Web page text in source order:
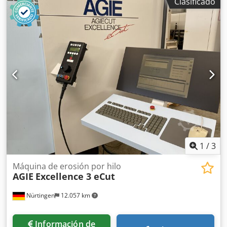
Challenge 2 eCut Año de fabricación: 2005 Recorridos
(X/Y/Z): 350 x 250 x 256 mm Recorridos (U/V): +/- 70 mm
Dcodpfxjxyxfpe Acyjk Conicidad máxima: 30° a 100 mm
Dimensiones máximas de la pieza (largo/ancho/alto): 750 x
550 x 250 mm Peso máximo de la pieza (con/sin baño):
200/450 kg Mejor acabado superficial alcanzable: 0,2 µm
Ra Diámetros de hilo disponibles: 0,10 - 0,33 mm Incluye
marco de sujeción universal AGIE Incluye caja de mando
AGIE JOGGER Incluye consola con puerto USB La máquina
será limpiada, revisada y probada por nosotros después
de la recepción del pedido. También podemos ofrecer la
puesta en marcha y la formación.
1 /3
Nürtingen 12.057 km
Máquina de erosión por hilo
AGIE Excellence 3 eCut
Información de